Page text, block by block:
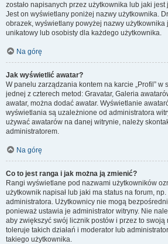
zostało napisanych przez użytkownika lub jaki
Jest on wyświetlany poniżej nazwy użytkownika.
obrazek, wyświetlany powyżej nazwy użytkownika
unikatowy lub osobisty dla każdego użytkownika.
Na górę
Jak wyświetlić awatar?
W panelu zarządzania kontem na karcie „Profil” w
jednej z czterech metod: Gravatar, Galeria
awatar, można dodać awatar. Wyświetlanie
wyświetlania są uzależnione od administratora
używać awatarów na danej witrynie, należy
administratorem.
Na górę
Co to jest ranga i jak można ją zmienić?
Rangi wyświetlane pod nazwami użytkowników
użytkownik napisał lub jaki ma status na forum,
administratora. Użytkownicy nie mogą
ponieważ ustawia je administrator witryny. Nie
aby zwiększyć swój licznik postów i przez to swoją
toleruje takich działań i moderator lub
takiego użytkownika.